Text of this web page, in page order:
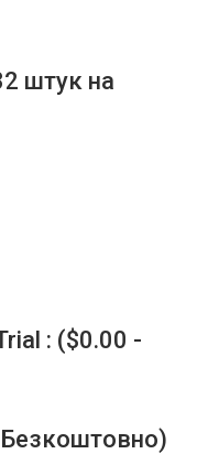
штук на
: ($0.00 -
Безкоштовно)